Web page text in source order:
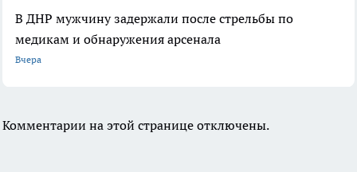
В ДНР мужчину задержали после стрельбы по
медикам и обнаружения арсенала
Вчера
Комментарии на этой странице отключены.